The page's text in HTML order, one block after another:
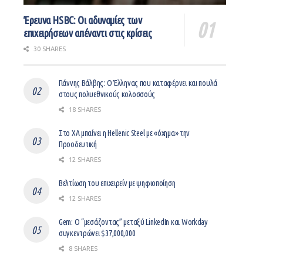
Έρευνα HSBC: Οι αδυναμίες των
επιχειρήσεων απέναντι στις κρίσεις
30 SHARES
Γιάννης Βάλβης: O Έλληνας που καταφέρνει και πουλά
στους πολυεθνικούς κολοσσούς
18 SHARES
Στο ΧΑ μπαίνει η Hellenic Steel με «όχημα» την
Προοδευτική
12 SHARES
Βελτίωση του επιχειρείν με ψηφιοποίηση
12 SHARES
Gem: Ο “μεσάζοντας” μεταξύ LinkedIn και Workday
συγκεντρώνει $37,000,000
8 SHARES